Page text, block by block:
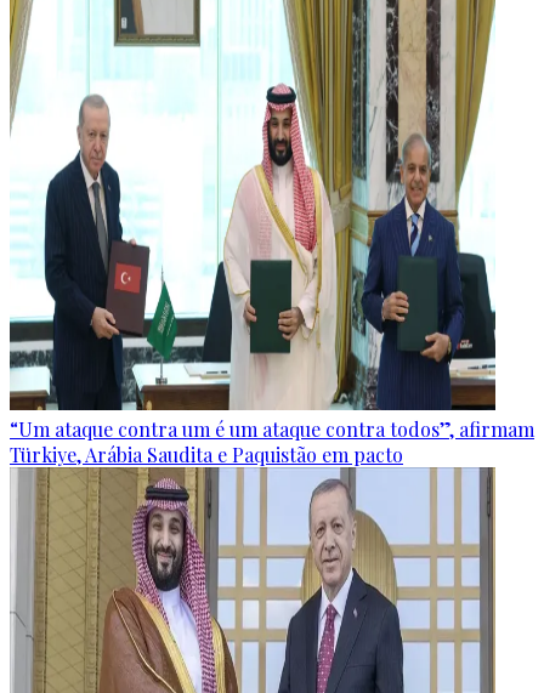
“Um ataque contra um é um ataque contra todos”, afirmam
Türkiye, Arábia Saudita e Paquistão em pacto